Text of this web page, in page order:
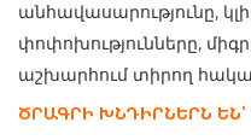
անհավասարությունը,
փոփոխությունները,
աշխարհում տիրող
ԾՐԱԳՐԻ ԽՆԴԻՐՆԵՐՆ ԵՆ՝